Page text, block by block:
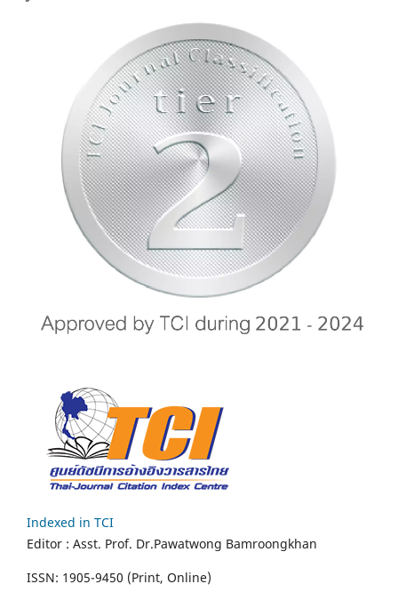
Indexed in TCI
Editor : Asst. Prof. Dr.Pawatwong Bamroongkhan
ISSN: 1905-9450 (Print, Online)